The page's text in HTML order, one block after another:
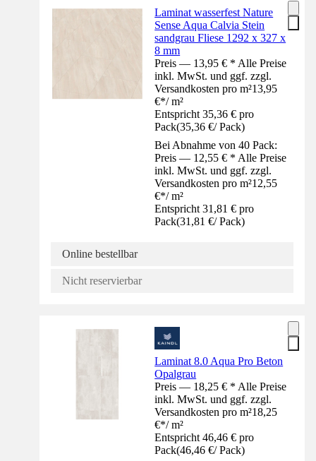
Laminat wasserfest Nature
Sense Aqua Calvia Stein
sandgrau Fliese 1292 x 327 x
8 mm
Preis — 13,95 € * Alle Preise
inkl. MwSt. und ggf. zzgl.
Versandkosten pro m²13,95
€*/ m²
Entspricht 35,36 € pro
Pack(35,36 €/ Pack)
Bei Abnahme von 40 Pack:
Preis — 12,55 € * Alle Preise
inkl. MwSt. und ggf. zzgl.
Versandkosten pro m²12,55
€*/ m²
Entspricht 31,81 € pro
Pack(31,81 €/ Pack)
Online bestellbar
Nicht reservierbar
Laminat 8.0 Aqua Pro Beton
Opalgrau
Preis — 18,25 € * Alle Preise
inkl. MwSt. und ggf. zzgl.
Versandkosten pro m²18,25
€*/ m²
Entspricht 46,46 € pro
Pack(46,46 €/ Pack)